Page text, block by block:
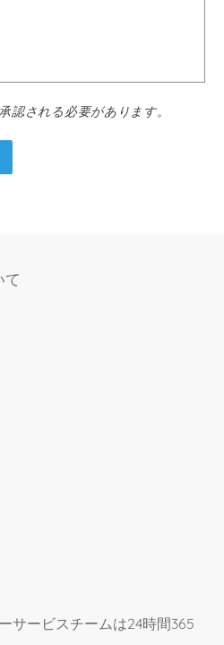
認される必要があります。
サービスチームは24時間365